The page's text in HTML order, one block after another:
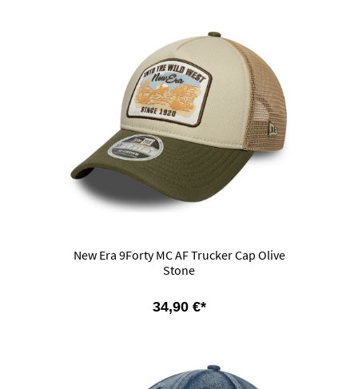
New Era 9Forty MC AF Trucker Cap Olive
Stone
34,90 €*